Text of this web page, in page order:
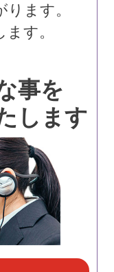
ます。
す。
事を
します